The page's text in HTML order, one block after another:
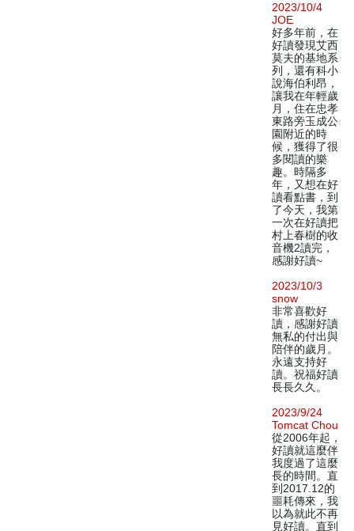
2023/10/4
JOE
好多年前，在
好讀發現艾西
莫夫的基地系
列，還有科小
說海伯利昂，
讓我在年輕歲
月，住在忠孝
東路旁玉成公
園附近的時
候，獲得了很
多閱讀的樂
趣。時隔多
年，又想在好
讀看點書，到
了今天，我第
一次在好讀把
村上春樹的收
音機2讀完，
感謝好讀~
2023/10/3
snow
非常喜歡好
讀，感謝好讀
無私的付出與
陪伴的歲月。
永遠支持好
讀。祝福好讀
長長久久。
2023/9/24
Tomcat Chou
從2006年起，
好讀就這麼伴
我度過了這麼
長的時間。直
到2017.12的
噩耗傳來，我
以為就此不再
見好讀。直到